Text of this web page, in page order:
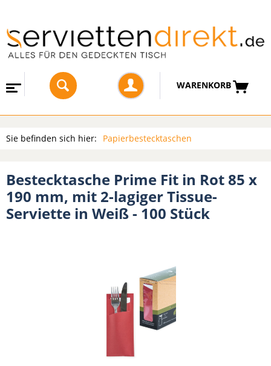
WARENKORB
Sie befinden sich hier: Papierbestecktaschen
Bestecktasche Prime Fit in Rot 85 x
190 mm, mit 2-lagiger Tissue-
Serviette in Weiß - 100 Stück